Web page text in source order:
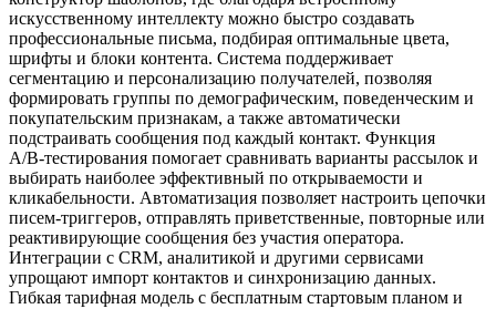
искусственному интеллекту можно быстро создавать
профессиональные письма, подбирая оптимальные цвета,
шрифты и блоки контента. Система поддерживает
сегментацию и персонализацию получателей, позволяя
формировать группы по демографическим, поведенческим и
покупательским признакам, а также автоматически
подстраивать сообщения под каждый контакт. Функция
A/B‑тестирования помогает сравнивать варианты рассылок и
выбирать наиболее эффективный по открываемости и
кликабельности. Автоматизация позволяет настроить цепочки
писем‑триггеров, отправлять приветственные, повторные или
реактивирующие сообщения без участия оператора.
Интеграции с CRM, аналитикой и другими сервисами
упрощают импорт контактов и синхронизацию данных.
Гибкая тарифная модель с бесплатным стартовым планом и